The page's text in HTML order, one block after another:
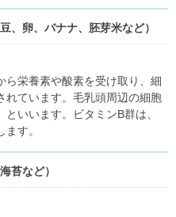
、卵、バナナ、胚芽米など）
ら栄養素や酸素を受け取り、細
れています。毛乳頭周辺の細胞
いいます。ビタミンB群は、
す。
苔など）